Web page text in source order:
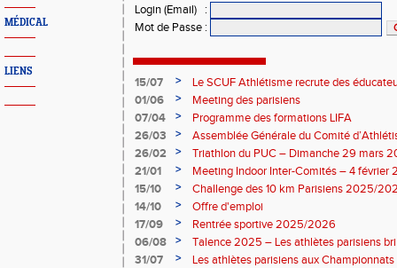
MÉDICAL
LIENS
Login (Email)
:
Mot de Passe :
15/07 >
Le SCUF Athlétisme recrute des
2026-2027 !
01/06 >
Meeting des parisiens
07/04
>
Programme des formations LIFA
26/03
>
Assemblée Générale du Comité
26/02
>
Triathlon du PUC – Dimanche 29 mars
21/01
>
Meeting Indoor Inter-Comités – 4 février
15/10
>
Challenge des 10 km Parisiens 2025/
14/10
>
Offre d'emploi
17/09
>
Rentrée sportive 2025/2026
06/08
>
Talence 2025 – Les athlètes parisiens
de France Élite
31/07 >
Les athlètes parisiens aux